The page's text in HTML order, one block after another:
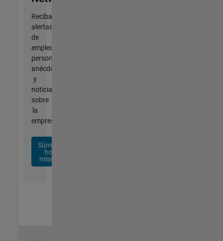
Reciba
alertas
de
empleo
personalizadas,
anécdotas
y
noticias
sobre
la
empresa.
Súmese
hoy
mismo